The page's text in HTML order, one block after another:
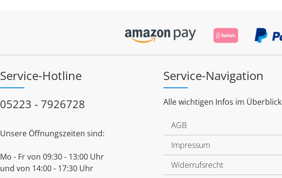
Service-Hotline
05223 - 7926728
Unsere Öffnungszeiten sind:
Mo - Fr von 09:30 - 13:00 Uhr
und von 14:00 - 17:30 Uhr
Service-Navigation
Alle wichtigen Infos im Überblick
AGB
Impressum
Widerrufsrecht